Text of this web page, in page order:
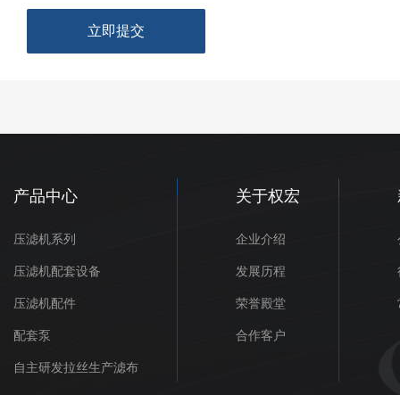
立即提交
产品中心
压滤机系列
压滤机配套设备
压滤机配件
配套泵
自主研发拉丝生产滤布
关于权宏
企业介绍
发展历程
荣誉殿堂
合作客户